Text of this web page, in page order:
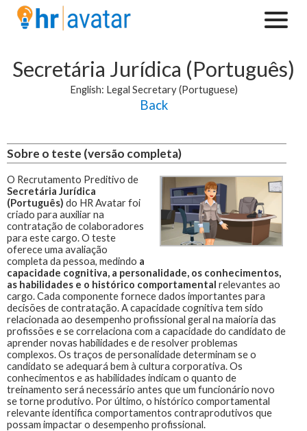
Secretária Jurídica (Português)
English: Legal Secretary (Portuguese)
Back
Sobre o teste (versão completa)
O Recrutamento Preditivo de
Secretária Jurídica
(Português) do HR Avatar foi
criado para auxiliar na
contratação de colaboradores
para este cargo.O teste
oferece uma avaliação
completa da pessoa, medindo a
capacidade cognitiva, a personalidade, os conhecimentos,
as habilidades e o histórico comportamental relevantes ao
cargo. Cada componente fornece dados importantes para
decisões de contratação. A capacidade cognitiva tem sido
relacionada ao desempenho profissional geral na maioria das
profissões e se correlaciona com a capacidade do candidato de
aprender novas habilidades e de resolver problemas
complexos. Os traços de personalidade determinam se o
candidato se adequará bem à cultura corporativa. Os
conhecimentos e as habilidades indicam o quanto de
treinamento será necessário antes que um funcionário novo
se torne produtivo. Por último, o histórico comportamental
relevante identifica comportamentos contraprodutivos que
possam impactar o desempenho profissional.